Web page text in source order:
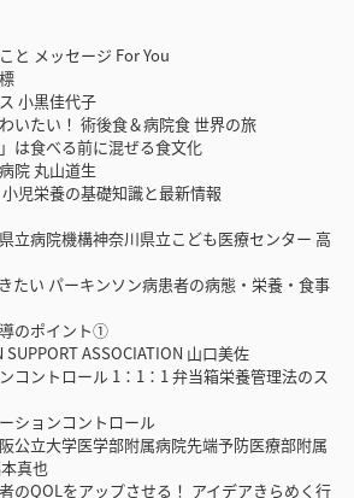
と メッセージ For You
小黒佳代子
いたい！ 術後食＆病院食 世界の旅
は食べる前に混ぜる食文化
院 丸山道生
児栄養の基礎知識と最新情報
立病院機構神奈川県立こども医療センター 高
たい パーキンソン病患者の病態・栄養・食事
のポイント①
ASSOCIATION 山口美佐
コントロール 1：1：1 弁当箱栄養管理法のス
ションコントロール
公立大学医学部附属病院先端予防医療部附属
真也
のQOLをアップさせる！ アイデアきらめく行